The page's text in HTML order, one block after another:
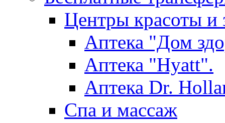
Центры красоты и
Аптека "Дом
Аптека "Hyatt".
Аптека Dr.
Спа и массаж